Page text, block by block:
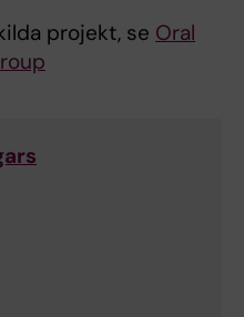
projekt, se Oral